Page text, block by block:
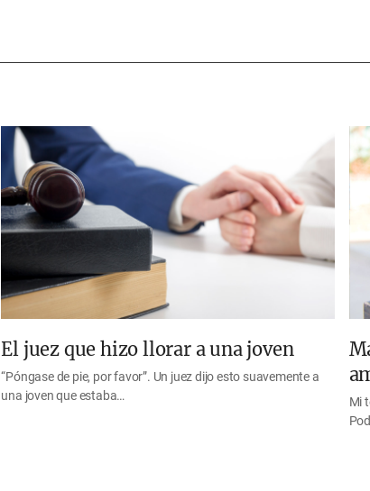
El juez que hizo llorar a una joven
“Póngase de pie, por favor”. Un juez dijo esto suavemente a
una joven que estaba…
Mi